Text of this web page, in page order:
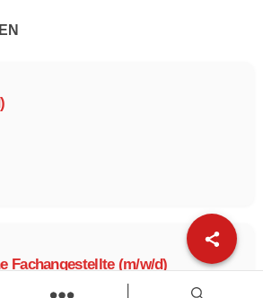
Fachangestellte (m/w/d)
Dr. PETKOV